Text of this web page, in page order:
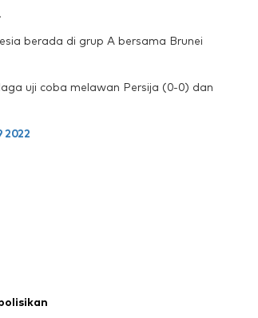
berada di grup A bersama Brunei
uji coba melawan Persija (0-0) dan
2022